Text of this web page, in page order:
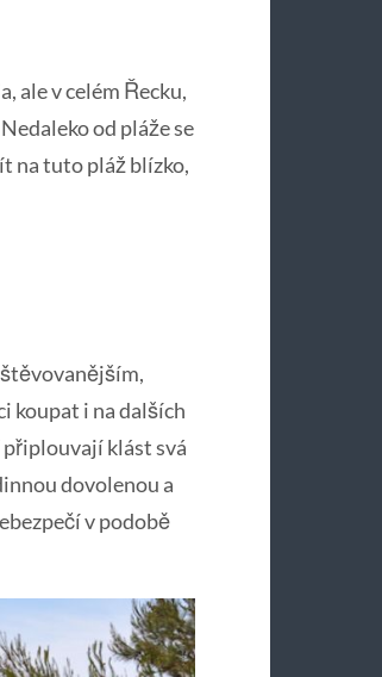
ale v celém Řecku,
od pláže se
na tuto pláž blízko,
koupat i na dalších
připlouvají klást svá
dovolenou a
v podobě